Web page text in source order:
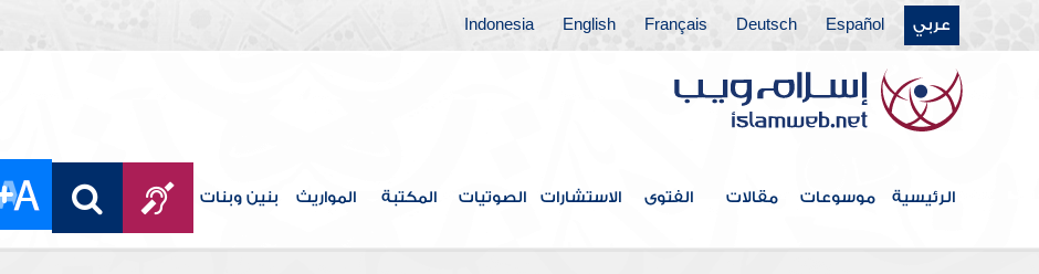
عربي Español
Deutsch
Français
English
Indonesia
الرئيسية موسوعات مقالات الفتوى الاستشارات الصوتيات المكتبة المواريث بنين وبنات
كتاب التفسير
كتاب تواريخ المتقدمين من الأنبياء والمرسلين
ومن كتاب آيات رسول الله صلى الله عليه وآله
وسلم التي في دلائل النبوة
كتاب الهجرة الأولى إلى الحبشة
كتاب الهجرة